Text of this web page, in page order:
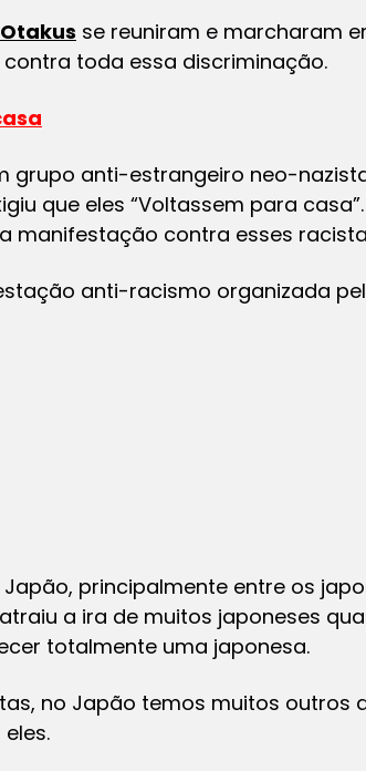
Otakus se reuniram e marcharam
toda essa discriminação.
grupo anti-estrangeiro neo-
que eles “Voltassem para
manifestação contra esses
anti-racismo organizada
principalmente entre os
a ira de muitos japoneses
totalmente uma japonesa.
no Japão temos muitos outros